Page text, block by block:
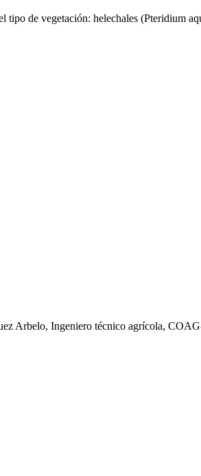
tipo de vegetación: helechales (Pteridium
Arbelo, Ingeniero técnico agrícola,